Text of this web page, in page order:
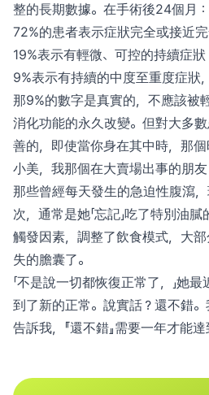
整的長期數據。在手術後24個月：
72%的患者表示症狀完全或接近
19%表示有輕微、可控的持續症狀
9%表示有持續的中度至重度症狀
那9%的數字是真實的，不應該被
消化功能的永久改變。但對大多
善的，即使當你身在其中時，那個
小美，我那個在大賣場出事的朋友
那些曾經每天發生的急迫性腹瀉
次，通常是她「忘記」吃了特別油
觸發因素，調整了飲食模式，大
失的膽囊了。
「不是說一切都恢復正常了，」她
到了新的正常。說實話？還不錯
告訴我，『還不錯』需要一年才能達